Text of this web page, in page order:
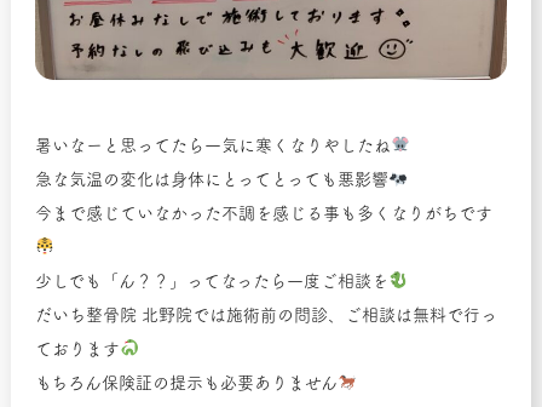
暑いなーと思ってたら一気に寒くなりやしたね
急な気温の変化は身体にとってとっても悪影響
今まで感じていなかった不調を感じる事も多くなりがちです
少しでも「ん？？」ってなったら一度ご相談を
だいち整骨院 北野院では施術前の問診、ご相談は無料で行っ
ております
もちろん保険証の提示も必要ありません